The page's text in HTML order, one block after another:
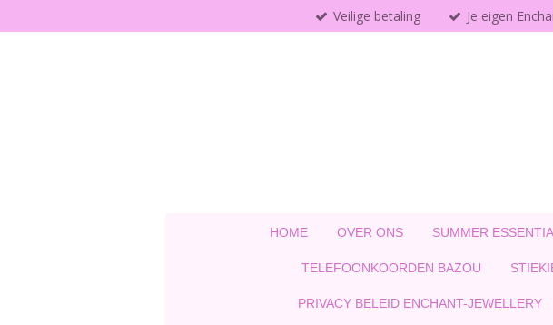
direct
Veilige betaling Je eigen
HOME OVER ONS SUMMER
TELEFOONKOORDEN BAZOU
PRIVACY BELEID ENCHANT-JEWELLERY